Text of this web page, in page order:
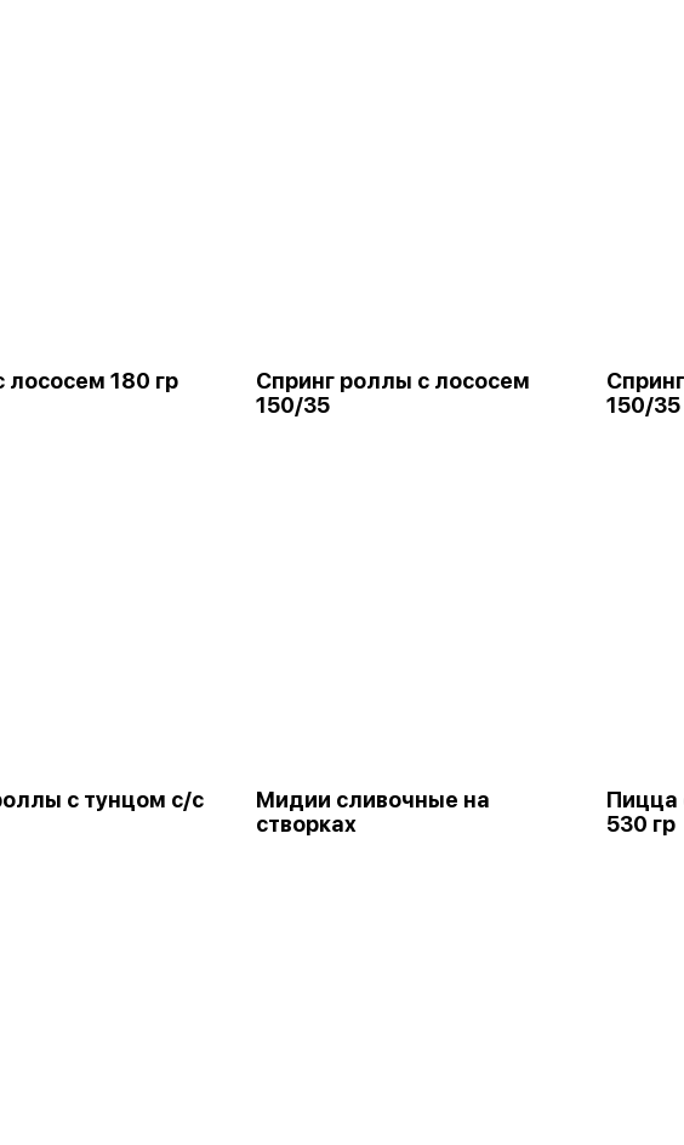
лососем 180 гр
Спринг роллы с лососем
150/35
150/35
с тунцом с/с
Мидии сливочные на
створках
Пицца
530 гр